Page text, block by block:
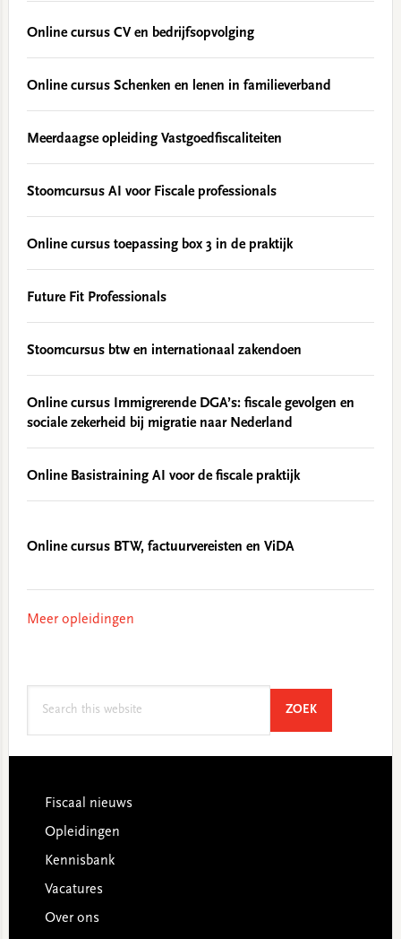
Online cursus CV en bedrijfsopvolging
Online cursus Schenken en lenen in familieverband
Meerdaagse opleiding Vastgoedfiscaliteiten
Stoomcursus AI voor Fiscale professionals
Online cursus toepassing box 3 in de praktijk
Future Fit Professionals
Stoomcursus btw en internationaal zakendoen
Online cursus Immigrerende DGA’s: fiscale gevolgen en
sociale zekerheid bij migratie naar Nederland
Online Basistraining AI voor de fiscale praktijk
Online cursus BTW, factuurvereisten en ViDA
Meer opleidingen
ZOEKSEARCH
Footer
Fiscaal nieuws
Opleidingen
Kennisbank
Vacatures
Over ons